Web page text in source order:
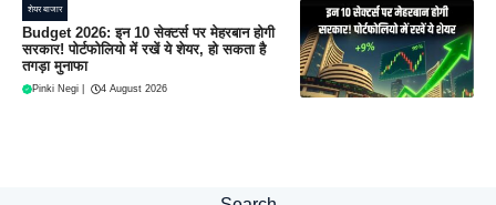
शेयर बाजार
Budget 2026: इन 10 सेक्टर्स पर मेहरबान होगी
सरकार! पोर्टफोलियो में रखें ये शेयर, हो सकता है
तगड़ा मुनाफा
Pinki Negi 4 August 2026